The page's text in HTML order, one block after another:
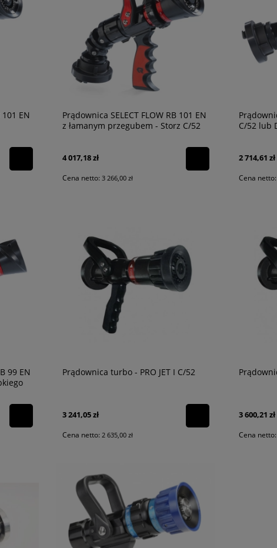
101 EN
Prądownica SELECT FLOW RB 101 EN
z łamanym przegubem - Storz C/52
4 017,18 zł
Cena netto: 3 266,00 zł
C/52 lub
2 714,61 zł
Cena netto:
99 EN
Prądownica turbo - PRO JET I C/52
3 241,05 zł
Cena netto: 2 635,00 zł
3 600,21 zł
Cena netto: